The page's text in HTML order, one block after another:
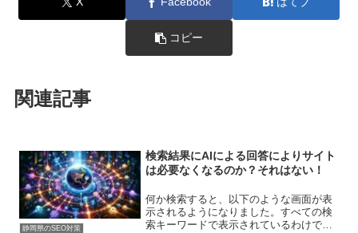
コピー
関連記事
静岡県のSEO対策
検索結果にAIによる回答によりサイト
は必要なくなるのか？それはない！
何か検索すると、以下のような画面が表
示されるようになりました。すべての検
索キーワードで表示されているわけでは